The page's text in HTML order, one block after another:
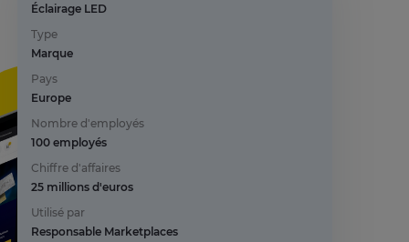
Éclairage LED
Type
Marque
Pays
Europe
Nombre d'employés
100 employés
Chiffre d'affaires
25 millions d'euros
Utilisé par
Responsable Marketplaces